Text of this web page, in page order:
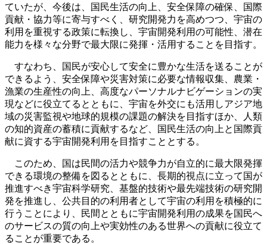
ていたが、今後は、国民生活の向上、安全保障の確保、国際
貢献・協力等に寄与すべく、研究開発力を高めつつ、宇宙の
利用を重視する政策に転換し、宇宙開発利用の可能性、潜在
能力を様々な分野で最大限に発揮・活用することを目指す。
すなわち、国民が安心して安全に豊かな生活を送ることが
できるよう、安全保障や災害対策に必要な情報収集、農業・
漁業の生産性の向上、高度なパーソナルナビゲーションの実
現などに役立てるとともに、宇宙を外交にも活用しアジア地
域の災害監視や地球的規模の課題の解決を目指すほか、人類
の知的資産の蓄積に貢献するなど、国民生活の向上と国際貢
献に資する宇宙開発利用を目指すこととする。
このため、国は民間の活力や競争力が自立的に最大限発揮
できる環境の整備を図るとともに、長期的視点に立って国が
推進すべき宇宙科学研究、基盤的技術や最先端技術の研究開
発を推進し、公共目的の利用者として宇宙の利用を積極的に
行うことにより、民間とともに宇宙開発利用の成果を国民へ
のサービスの質の向上や実効性のある世界への貢献に役立て
ることが重要である。